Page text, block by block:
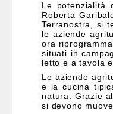
Le potenzialità
Roberta
Terranostra, si
le aziende
ora
situati in
letto e a tavola
Le aziende
e la cucina
natura. Grazie
si devono